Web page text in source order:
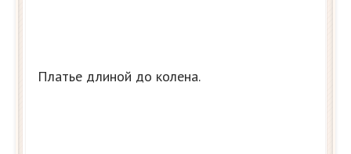
Платье длиной до колена.